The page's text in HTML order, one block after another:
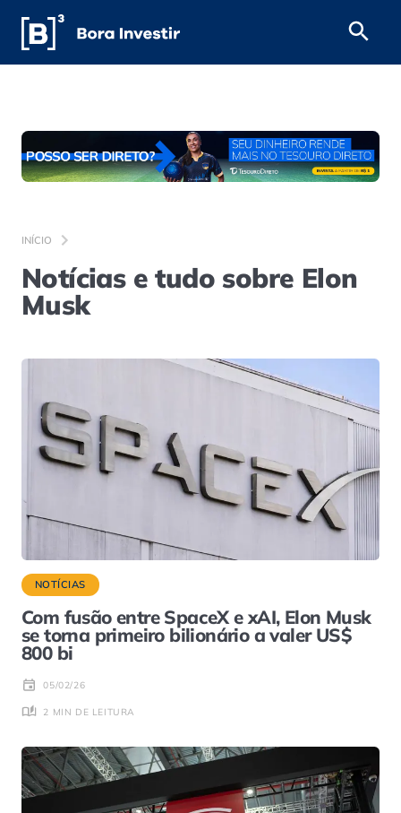
INÍCIO
Notícias e tudo sobre Elon
Musk
NOTÍCIAS
Com fusão entre SpaceX e xAI, Elon Musk
se torna primeiro bilionário a valer US$
800 bi
05/02/26
2 MIN DE LEITURA